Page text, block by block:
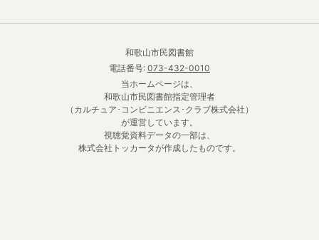
和歌山市民図書館
電話番号: 073-432-0010
当ホームページは、
和歌山市民図書館指定管理者
（カルチュア･コンビニエンス･クラブ株式会社）
が運営しています。
視聴覚資料データの一部は、
株式会社トッカータが作成したものです。